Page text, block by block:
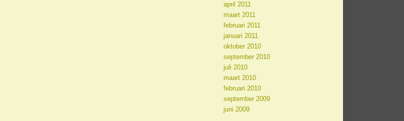
april 2011
maart 2011
februari 2011
januari 2011
oktober 2010
september 2010
juli 2010
maart 2010
februari 2010
september 2009
juni 2009